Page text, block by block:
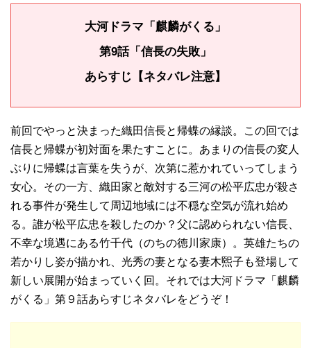
大河ドラマ「麒麟がくる」
第9話「信長の失敗」
あらすじ【ネタバレ注意】
前回でやっと決まった織田信長と帰蝶の縁談。この回では
信長と帰蝶が初対面を果たすことに。あまりの信長の変人
ぶりに帰蝶は言葉を失うが、次第に惹かれていってしまう
女心。その一方、織田家と敵対する三河の松平広忠が殺さ
れる事件が発生して周辺地域には不穏な空気が流れ始め
る。誰が松平広忠を殺したのか？父に認められない信長、
不幸な境遇にある竹千代（のちの徳川家康）。英雄たちの
若かりし姿が描かれ、光秀の妻となる妻木煕子も登場して
新しい展開が始まっていく回。それでは大河ドラマ「麒麟
がくる」第９話あらすじネタバレをどうぞ！